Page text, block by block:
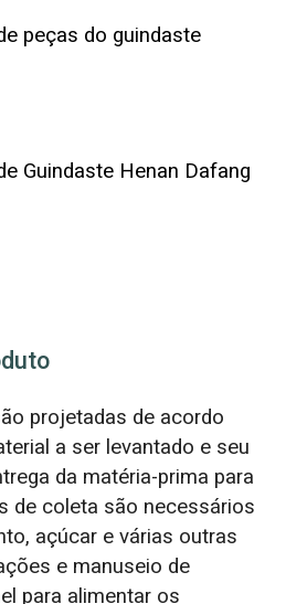
peças do guindaste
Guindaste Henan Dafang
projetadas de acordo
a ser levantado e seu
da matéria-prima para
de coleta são necessários
açúcar e várias outras
e manuseio de
para alimentar os